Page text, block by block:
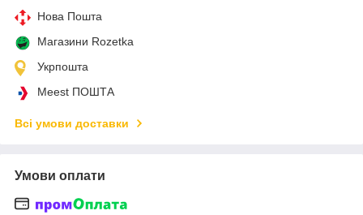
Нова Пошта
Магазини Rozetka
Укрпошта
Meest ПОШТА
Всі умови доставки
Умови оплати